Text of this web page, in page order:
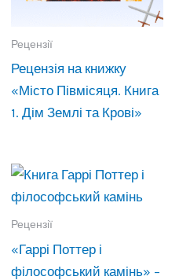
Рецензії
Рецензія на книжку
«Місто Півмісяця. Книга
1. Дім Землі та Крові»
Рецензії
«Гаррі Поттер і
філософський камінь» –